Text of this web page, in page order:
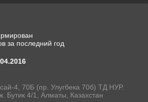
за последний год
4, 70Б (пр. Улугбека 70б) ТД НУР.
Бутик 4/1, Алматы, Казахстан